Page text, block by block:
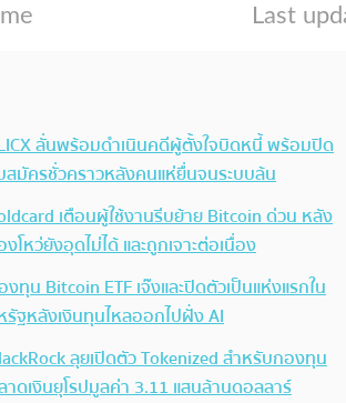
ลั่นพร้อมดำเนินคดีผู้ตั้งใจบิดหนี้ พร้อมปิด
สมัครชั่วคราวหลังคนแห่ยื่นจนระบบล้น
เตือนผู้ใช้งานรีบย้าย Bitcoin ด่วน หลัง
โหว่ยังอุดไม่ได้ และถูกเจาะต่อเนื่อง
งทุน Bitcoin ETF เจ๊งและปิดตัวเป็นแห่งแรกใน
รัฐหลังเงินทุนไหลออกไปฝั่ง AI
ลุยเปิดตัว Tokenized สำหรับกองทุน
าดเงินยุโรปมูลค่า 3.11 แสนล้านดอลลาร์